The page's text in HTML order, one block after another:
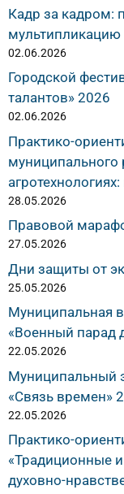
Кадр за кадром:
мультипликацию
02.06.2026
Городской
талантов» 2026
02.06.2026
Практико-
муниципального
агротехнологиях:
28.05.2026
Правовой
27.05.2026
Дни защиты от
25.05.2026
Муниципальная
«Военный парад
22.05.2026
Муниципальный
«Связь времен»
22.05.2026
Практико-
«Традиционные
духовно-